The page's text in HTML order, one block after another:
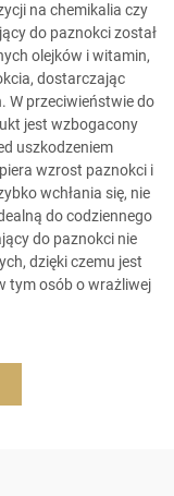
na chemikalia czy
do paznokci został
olejków i witamin,
dostarczając
W przeciwieństwie do
jest wzbogacony
uszkodzeniem
wzrost paznokci i
wchłania się, nie
do codziennego
do paznokci nie
dzięki czemu jest
tym osób o wrażliwej